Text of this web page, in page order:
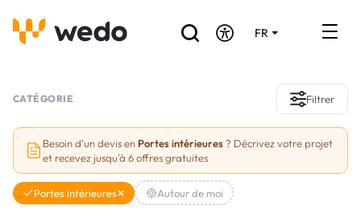
FR
Réalisations
Aides et subventions
CATÉGORIE Filtrer
Besoin d'un devis en Portes intérieures ? Décrivez votre projet
et recevez jusqu'à 6 offres gratuites
Portes intérieures Autour de moi